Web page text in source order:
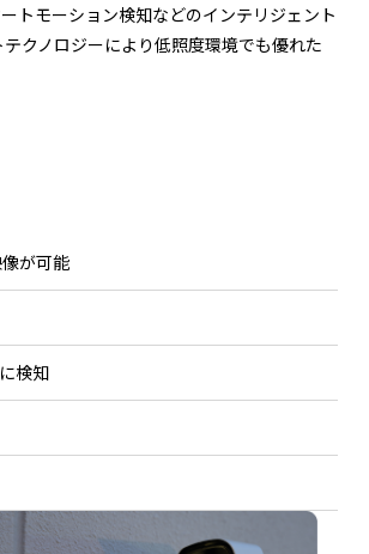
トモーション検知などのインテリジェント
クノロジーにより低照度環境でも優れた
が可能
検知